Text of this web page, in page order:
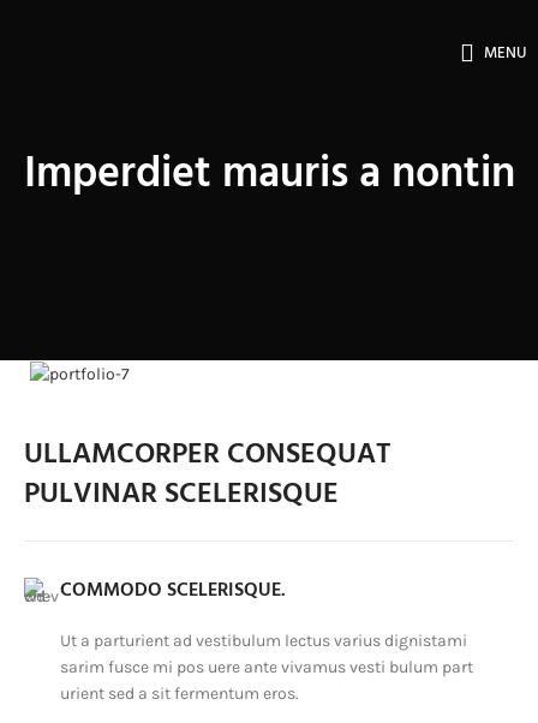
MENU
Imperdiet mauris a nontin
ULLAMCORPER CONSEQUAT
PULVINAR SCELERISQUE
COMMODO SCELERISQUE.
Ut a parturient ad vestibulum lectus varius dignistami
sarim fusce mi pos uere ante vivamus vesti bulum part
urient sed a sit fermentum eros.